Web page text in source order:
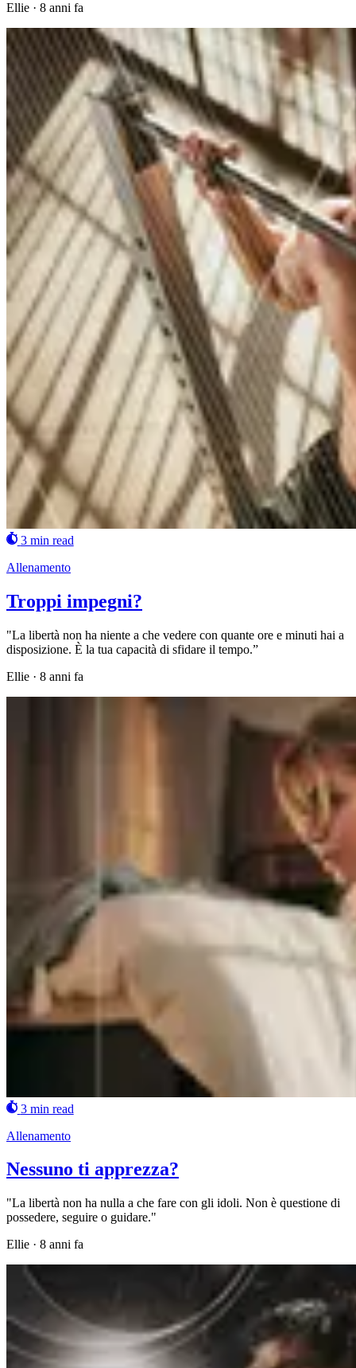
Ellie · 8 anni fa
3 min read
Allenamento
Troppi impegni?
"La libertà non ha niente a che vedere con quante ore e minuti hai a
disposizione. È la tua capacità di sfidare il tempo.”
Ellie · 8 anni fa
3 min read
Allenamento
Nessuno ti apprezza?
"La libertà non ha nulla a che fare con gli idoli. Non è questione di
possedere, seguire o guidare."
Ellie · 8 anni fa